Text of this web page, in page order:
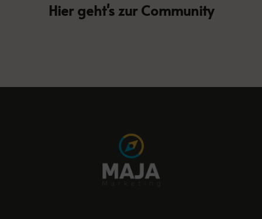
Hier geht's zur Community